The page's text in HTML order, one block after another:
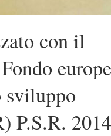
con il
P.S.R.